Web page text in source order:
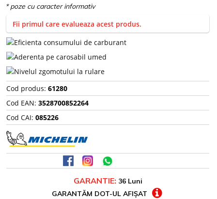
Fii primul care evalueaza acest produs.
Cod produs: 61280
Cod EAN: 3528700852264
Cod CAI: 085226
GARANTIE: 36 Luni
GARANTĂM DOT-UL AFIȘAT